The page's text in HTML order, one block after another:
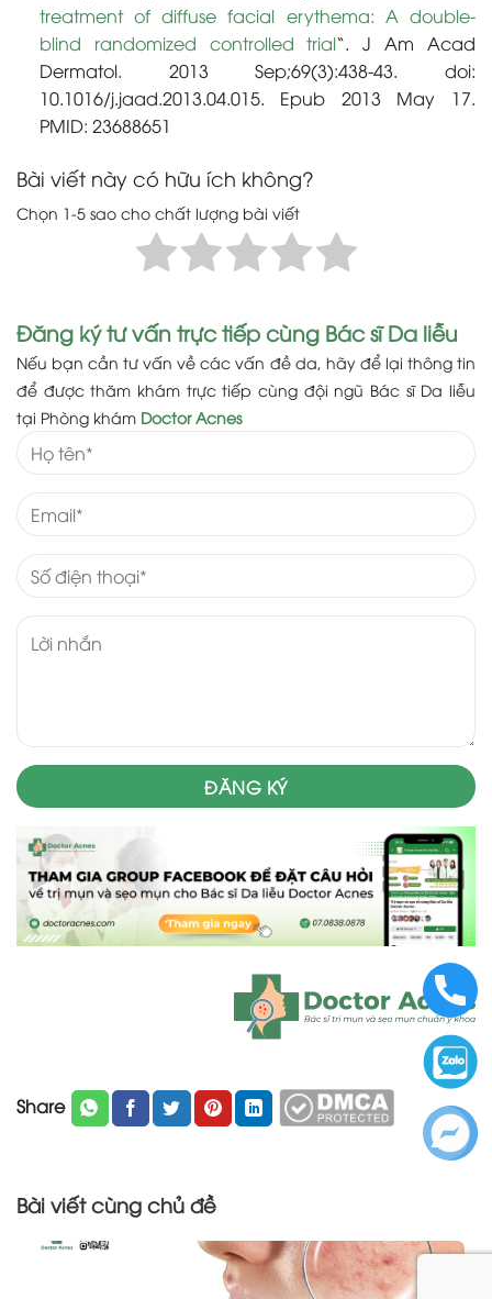
treatment of diffuse facial erythema: A double-
blind randomized controlled trial“. J Am Acad
Dermatol. 2013 Sep;69(3):438-43. doi:
10.1016/j.jaad.2013.04.015. Epub 2013 May 17.
PMID: 23688651
Bài viết này có hữu ích không?
Chọn 1-5 sao cho chất lượng bài viết
Đăng ký tư vấn trực tiếp cùng Bác sĩ Da liễu
Nếu bạn cần tư vấn về các vấn đề da, hãy để lại thông tin
để được thăm khám trực tiếp cùng đội ngũ Bác sĩ Da liễu
tại Phòng khám Doctor Acnes
Share
Bài viết cùng chủ đề